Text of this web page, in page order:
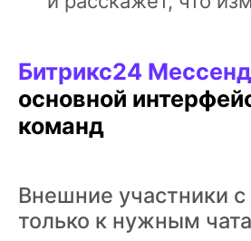
Битрикс24
основной
команд
Внешние участники
только к нужным